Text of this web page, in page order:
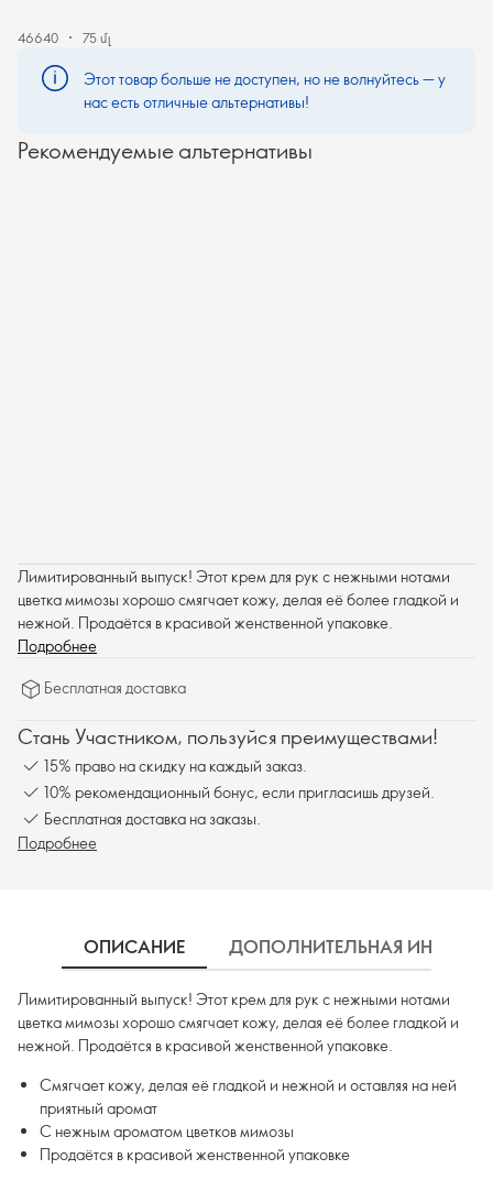
46640 75 մլ
Этот товар больше не доступен, но не волнуйтесь — у
нас есть отличные альтернативы!
Рекомендуемые альтернативы
Лимитированный выпуск! Этот крем для рук с нежными нотами
цветка мимозы хорошо смягчает кожу, делая её более гладкой и
нежной. Продаётся в красивой женственной упаковке.
Подробнее
Бесплатная доставка
Стань Участником, пользуйся преимуществами!
15% право на скидку на каждый заказ.
10% рекомендационный бонус, если пригласишь друзей.
Бесплатная доставка на заказы.
Подробнее
ОПИСАНИЕ ДОПОЛНИТЕЛЬНАЯ
Лимитированный выпуск! Этот крем для рук с нежными нотами
цветка мимозы хорошо смягчает кожу, делая её более гладкой и
нежной. Продаётся в красивой женственной упаковке.
Смягчает кожу, делая её гладкой и нежной и оставляя на ней
приятный аромат
С нежным ароматом цветков мимозы
Продаётся в красивой женственной упаковке